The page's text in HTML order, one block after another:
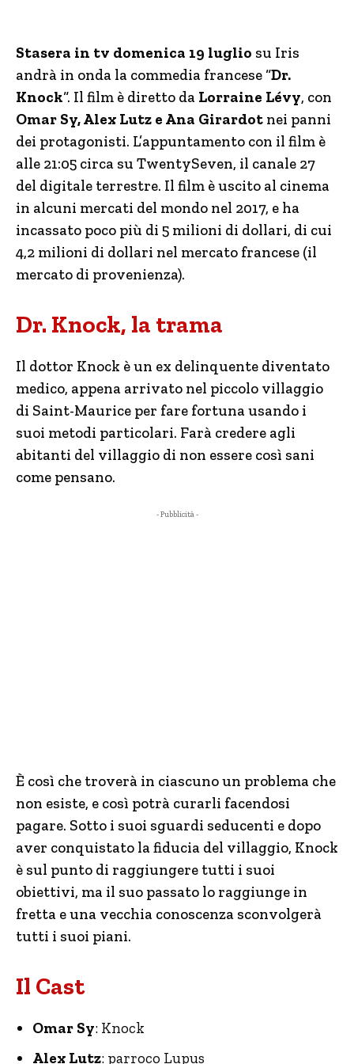
Stasera in tv domenica 19 luglio su Iris
andrà in onda la commedia francese “Dr.
Knock“. Il film è diretto da Lorraine Lévy, con
Omar Sy, Alex Lutz e Ana Girardot nei panni
dei protagonisti. L’appuntamento con il film è
alle 21:05 circa su TwentySeven, il canale 27
del digitale terrestre. Il film è uscito al cinema
in alcuni mercati del mondo nel 2017, e ha
incassato poco più di 5 milioni di dollari, di cui
4,2 milioni di dollari nel mercato francese (il
mercato di provenienza).
Dr. Knock, la trama
Il dottor Knock è un ex delinquente diventato
medico, appena arrivato nel piccolo villaggio
di Saint-Maurice per fare fortuna usando i
suoi metodi particolari. Farà credere agli
abitanti del villaggio di non essere così sani
come pensano.
- Pubblicità -
È così che troverà in ciascuno un problema che
non esiste, e così potrà curarli facendosi
pagare. Sotto i suoi sguardi seducenti e dopo
aver conquistato la fiducia del villaggio, Knock
è sul punto di raggiungere tutti i suoi
obiettivi, ma il suo passato lo raggiunge in
fretta e una vecchia conoscenza sconvolgerà
tutti i suoi piani.
Il Cast
Omar Sy: Knock
Alex Lutz: parroco Lupus